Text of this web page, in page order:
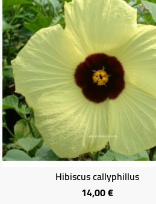
Hibiscus callyphillus
14,00 €Prix